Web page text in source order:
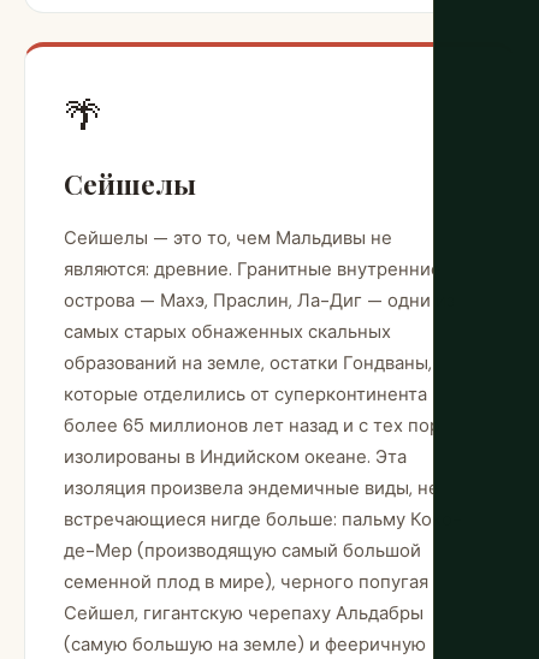
🌴
Сейшелы
Сейшелы — это то, чем Мальдивы не
являются: древние. Гранитные внутренние
острова — Махэ, Праслин, Ла-Диг — одни из
самых старых обнаженных скальных
образований на земле, остатки Гондваны,
которые отделились от суперконтинента
более 65 миллионов лет назад и с тех пор
изолированы в Индийском океане. Эта
изоляция произвела эндемичные виды, не
встречающиеся нигде больше: пальму Коко-
де-Мер (производящую самый большой
семенной плод в мире), черного попугая
Сейшел, гигантскую черепаху Альдабры
(самую большую на земле) и фееричную